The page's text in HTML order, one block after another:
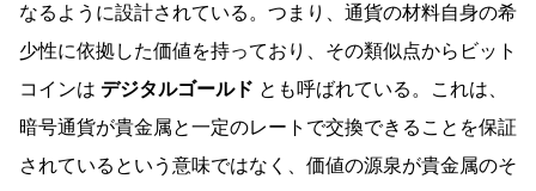
なるように設計されている。つまり、通貨の材料自身の希
少性に依拠した価値を持っており、その類似点からビット
コインは デジタルゴールド とも呼ばれている。これは、
暗号通貨が貴金属と一定のレートで交換できることを保証
されているという意味ではなく、価値の源泉が貴金属のそ